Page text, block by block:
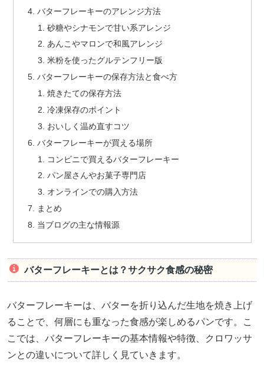
バターフレーキーのアレンジ方法
砂糖やシナモンで甘い系アレンジ
あんこやマロンで和風アレンジ
米粉を使ったグルテンフリー版
バターフレーキーの保存方法と食べ方
焼きたての保存方法
冷凍保存のポイント
おいしく温め直すコツ
バターフレーキーが買える場所
コンビニで買えるバターフレーキー
パン屋さんやお菓子専門店
オンラインでの購入方法
まとめ
当ブログの主な情報源
バターフレーキーとは？サクサク食感の秘密
バターフレーキーは、バターを折り込んだ生地を焼き上げ
ることで、何層にも重なった食感が楽しめるパンです。こ
こでは、バターフレーキーの基本情報や特徴、クロワッサ
ンとの違いについて詳しく見ていきます。